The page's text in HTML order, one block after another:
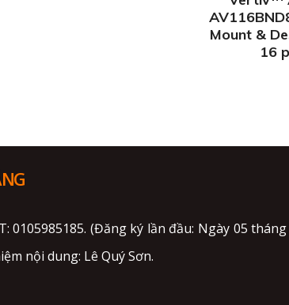
Mount &
16
0105985185. (Đăng ký lần đầu: Ngày 05
nội dung: Lê Quý Sơn.